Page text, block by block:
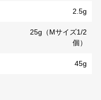
2.5g
25g（Mサイズ1/2
個）
45g